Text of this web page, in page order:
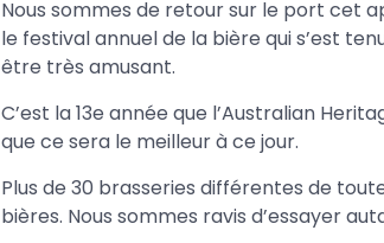
Nous sommes de retour sur le port cet
le festival annuel de la bière qui s’est
être très amusant.
C’est la 13e année que l’Australian
que ce sera le meilleur à ce jour.
Plus de 30 brasseries différentes de
bières. Nous sommes ravis d’essayer